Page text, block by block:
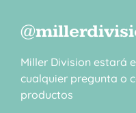
Miller Division estará
cualquier pregunta o
productos